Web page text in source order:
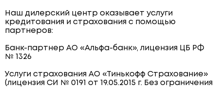
Наш дилерский центр оказывает услуги
кредитования и страхования с помощью
партнеров:
Банк-партнер АО «Альфа-банк», лицензия ЦБ РФ
№ 1326
Услуги страхования АО «Тинькофф Страхование»
(лицензия СИ № 0191 от 19.05.2015 г. Без ограничения